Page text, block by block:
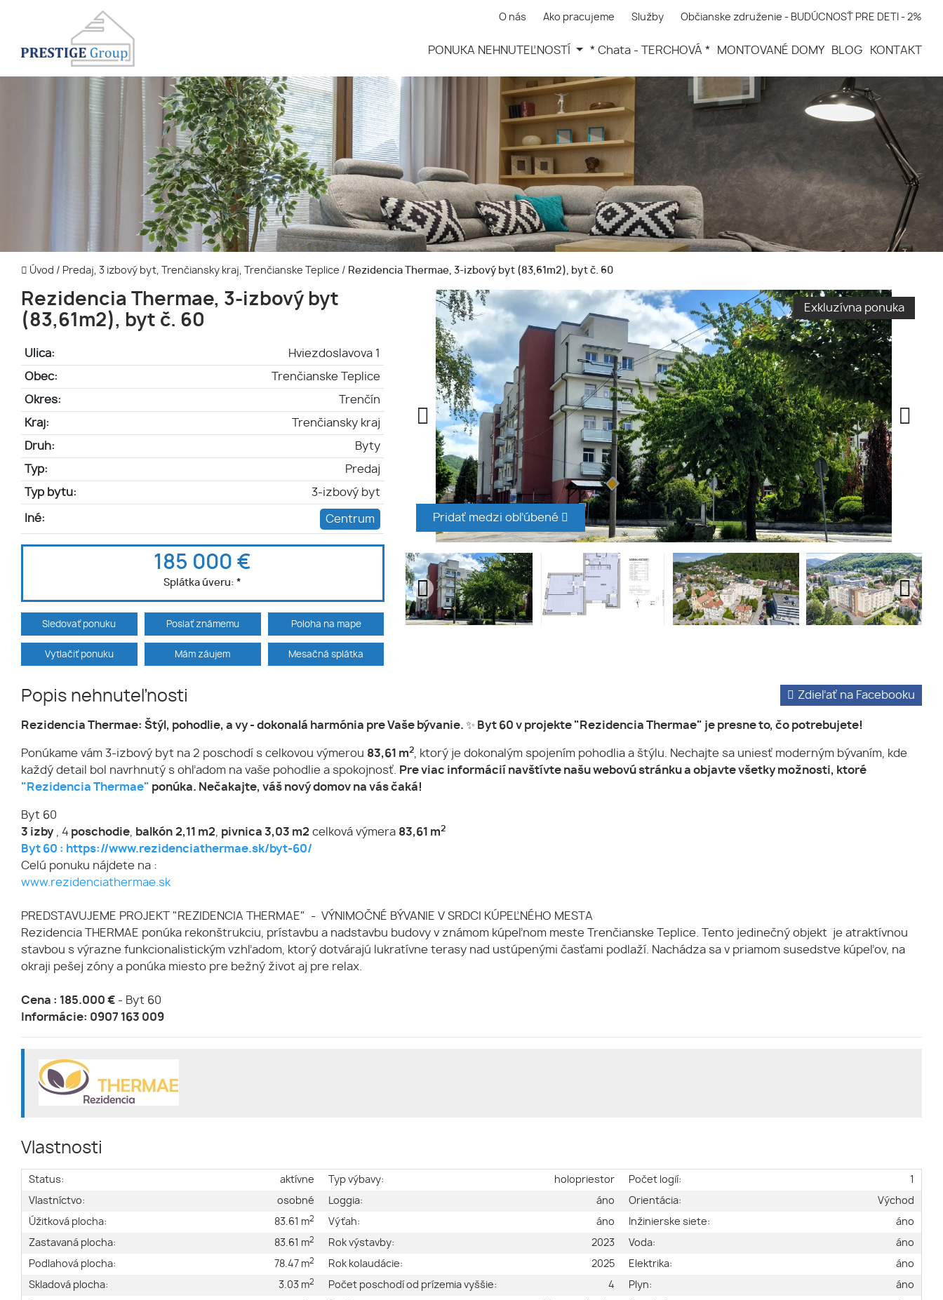
O nás Ako pracujeme Služby Občianske združenie - BUDÚCNOSŤ PRE DETI - 2%
PONUKA NEHNUTEĽNOSTÍ * Chata - TERCHOVÁ * MONTOVANÉ DOMY BLOG KONTAKT
Úvod / Predaj, 3 izbový byt, Trenčiansky kraj, Trenčianske Teplice / Rezidencia Thermae, 3-izbový byt (83,61m2), byt č. 60
Rezidencia Thermae, 3-izbový byt
(83,61m2), byt č. 60
Ulica: Hviezdoslavova 1
Obec: Trenčianske Teplice
Okres: Trenčín
Kraj: Trenčiansky kraj
Druh: Byty
Typ: Predaj
Typ bytu: 3-izbový byt
Iné: Centrum
185 000 €
Splátka úveru:*
Sledovať ponuku Poslať známemu Poloha na mape
Vytlačiť ponuku Mám záujem Mesačná splátka
Exkluzívna ponuka
Pridať medzi obľúbené
Popis nehnuteľnosti Zdieľať na Facebooku
Rezidencia Thermae: Štýl, pohodlie, a vy - dokonalá harmónia pre Vaše bývanie. ✨ Byt 60 v projekte "Rezidencia Thermae" je presne to, čo potrebujete!
Ponúkame vám 3-izbový byt na 2 poschodí s celkovou výmerou 83,61 m2
, ktorý je dokonalým spojením pohodlia a štýlu. Nechajte sa uniesť moderným bývaním, kde
každý detail bol navrhnutý s ohľadom na vaše pohodlie a spokojnosť.
Pre viac informácií navštívte našu webovú stránku a objavte všetky možnosti, ktoré
" Rezidencia Thermae" ponúka. Nečakajte, váš nový domov na vás čaká!
Byt 60
3 izby , 4 poschodie balkón 2,11 m2 pivnica 3,03 m2 celková výmera 83,61 m2
Byt 60 : https://www.rezidenciathermae.sk/byt-60/
Celú ponuku nájdete na :
www.rezidenciathermae.sk
PREDSTAVUJEME PROJEKT "REZIDENCIA THERMAE" - VÝNIMOČNÉ BÝVANIE V SRDCI KÚPEĽNÉHO MESTA
Rezidencia THERMAE ponúka rekonštrukciu, prístavbu a nadstavbu budovy v známom kúpeľnom meste Trenčianske Teplice. Tento jedinečný objekt je atraktívnou
stavbou s výrazne funkcionalistickým vzhľadom, ktorý dotvárajú lukratívne terasy nad ustúpenými časťami podlaží. Nachádza sa v priamom susedstve kúpeľov, na
okraji pešej zóny a ponúka miesto pre bežný život aj pre relax.
Cena : 185.000 € - Byt 60
Informácie: 0907 163 009
Vlastnosti
Status:
aktívne
Vlastníctvo:
osobné
Úžitková plocha:
83.61 m2
Zastavaná plocha: 83.61 m2
Podlahová plocha: 78.47 m2
Skladová plocha: 3.03 m2
Typ výbavy:
holopriestor
Loggia:
áno
Výťah:
áno
Rok výstavby:
2023
Rok kolaudácie:
2025
Počet poschodí od prízemia vyššie:
4
Počet logií:
1
Orientácia:
Východ
Inžinierske siete:
áno
Voda:
áno
Elektrika:
áno
Plyn:
áno